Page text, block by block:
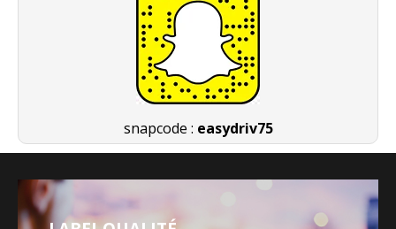
snapcode : easydriv75